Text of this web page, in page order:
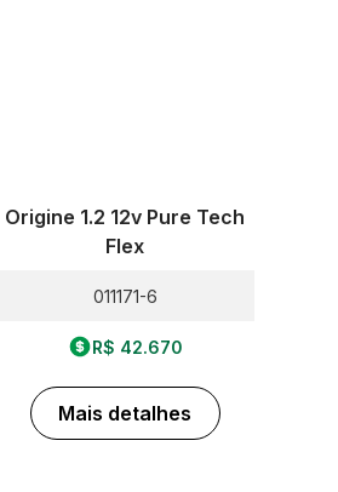
Origine 1.2 12v Pure Tech
Flex
011171-6
R$ 42.670
Mais detalhes